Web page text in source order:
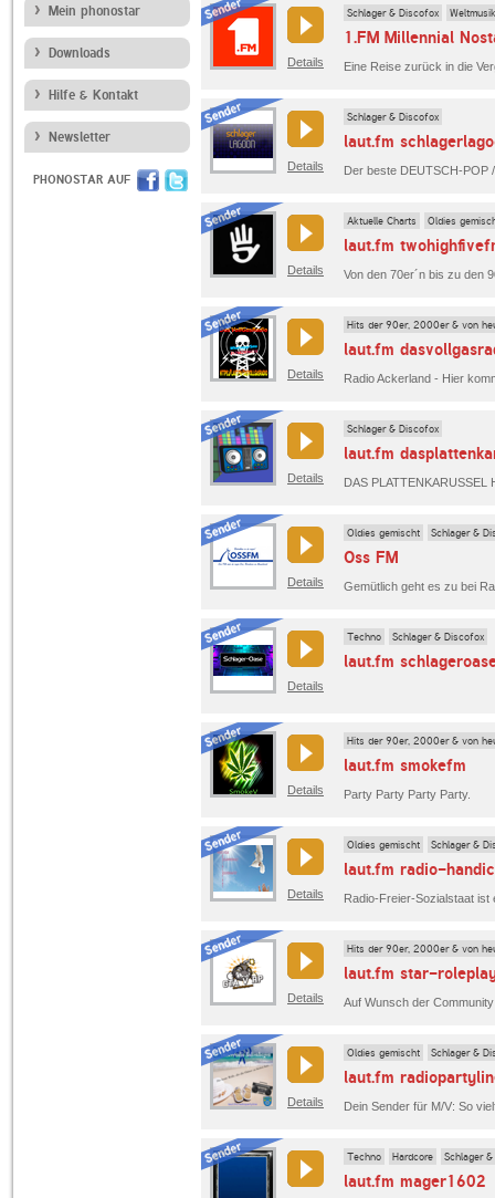
Mein phonostar
Downloads
Hilfe & Kontakt
Newsletter
PHONOSTAR AUF
Details
Schlager & Discofox
1.FM Millennial
Eine Reise zurück in die
Details
Schlager & Discofox
laut.fm
Details
Aktuelle Charts Oldies
laut.fm
Details
Hits der 90er, 2000er & von
laut.fm
Details
Schlager & Discofox
laut.fm
Details
Oldies gemischt Schlager &
Oss FM
Details
Techno Schlager & Discofox
laut.fm
Details
Hits der 90er, 2000er & von
laut.fm smokefm
Party Party Party Party.
Details
Oldies gemischt Schlager &
laut.fm radio-
Radio-Freier-Sozialstaat ist
Details
Hits der 90er, 2000er & von
laut.fm star-
Auf Wunsch der
Details
Oldies gemischt Schlager &
laut.fm
Techno Hardcore Schlager
laut.fm mager1602